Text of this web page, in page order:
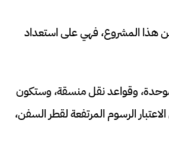
من هذا المشروع، فهي على استعداد
وقواعد نقل منسقة، وستكون
الرسوم المرتفعة لقطر السفن،